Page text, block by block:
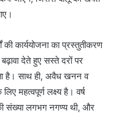
की कार्ययोजना का प्रस्तुतीकरण
देते हुए सस्ते दरों पर
है। साथ ही, अवैध खनन व
महत्वपूर्ण लक्ष्य है। वर्ष
संख्या लगभग नगण्य थी, और